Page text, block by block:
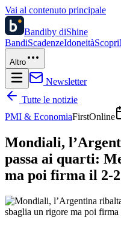
Vai al contenuto principale
Bandiby diShine
BandiScadenzeIdoneitàScopri
Altro
Newsletter
Tutte le notizie
PMI & EconomiaFirstOnline
Mondiali,
passa ai quarti:
ma poi firma il 2-2